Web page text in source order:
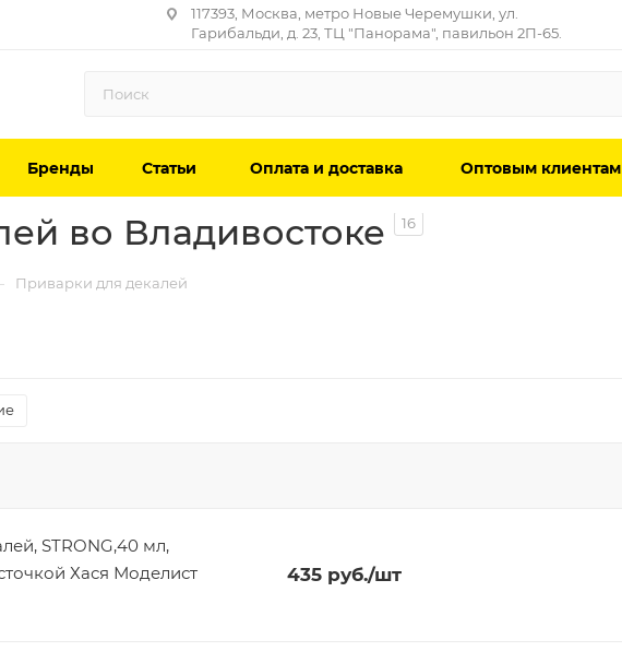
117393, Москва, метро Новые Черемушки, ул.
Гарибальди, д. 23, ТЦ "Панорама", павильон 2П-65.
Бренды Статьи Оплата и доставка Оптовым клиентам
во Владивостоке 16
Приварки для декалей
STRONG,40 мл,
Хася Моделист
435руб./шт